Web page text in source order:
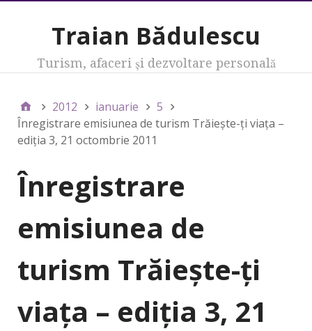
Traian Bădulescu
Turism, afaceri şi dezvoltare personală
2012 ianuarie
5
Înregistrare emisiunea de turism Trăieşte-ţi viaţa –
ediţia 3, 21 octombrie 2011
Înregistrare
emisiunea de
turism Trăieşte-ţi
viaţa – ediţia 3, 21